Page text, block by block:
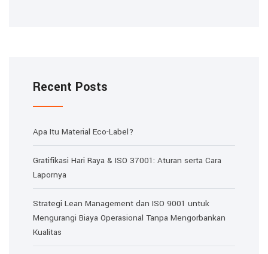
Recent Posts
Apa Itu Material Eco-Label?
Gratifikasi Hari Raya & ISO 37001: Aturan serta Cara
Lapornya
Strategi Lean Management dan ISO 9001 untuk
Mengurangi Biaya Operasional Tanpa Mengorbankan
Kualitas